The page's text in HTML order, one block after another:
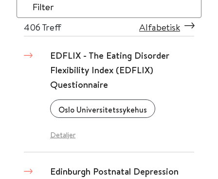
Filter
406 Treff Alfabetisk
EDFLIX - The Eating Disorder
Flexibility Index (EDFLIX)
Questionnaire
Oslo Universitetssykehus
Detaljer
Edinburgh Postnatal Depression